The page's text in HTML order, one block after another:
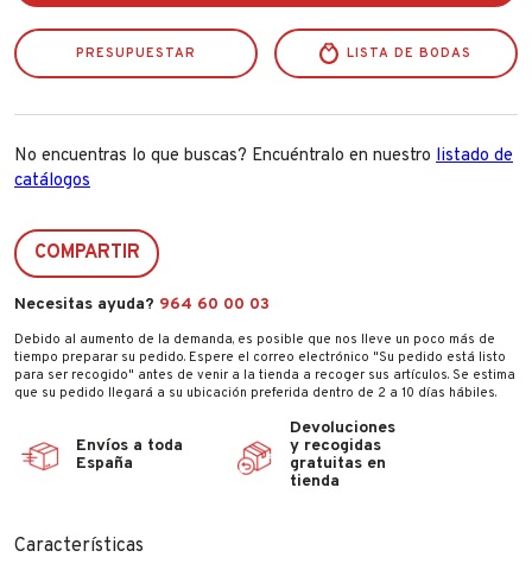
Litros
Gris
31232
cantidad
PRESUPUESTAR LISTA DE BODAS
No encuentras lo que buscas? Encuéntralo en nuestro listado de
catálogos
COMPARTIR
Necesitas ayuda? 964 60 00 03
Debido al aumento de la demanda, es posible que nos lleve un poco más de
tiempo preparar su pedido. Espere el correo electrónico "Su pedido está listo
para ser recogido" antes de venir a la tienda a recoger sus artículos. Se estima
que su pedido llegará a su ubicación preferida dentro de 2 a 10 días hábiles.
Envíos a toda
España
Devoluciones
y recogidas
gratuitas en
tienda
Características